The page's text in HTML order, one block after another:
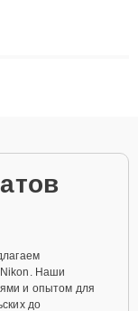
решают
Наши
и опытом для
до